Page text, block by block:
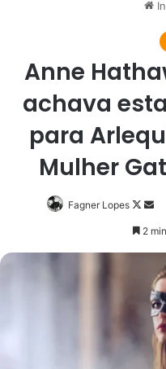
Anne
achava
para
Mulher
Fagner Lopes
2